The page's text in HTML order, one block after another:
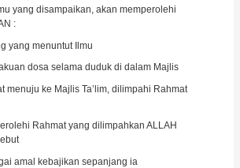
yang disampaikan, akan memperolehi
:
yang menuntut Ilmu
dosa selama duduk di dalam Majlis
menuju ke Majlis Ta’lim, dilimpahi Rahmat
Rahmat yang dilimpahkan ALLAH
amal kebajikan sepanjang ia